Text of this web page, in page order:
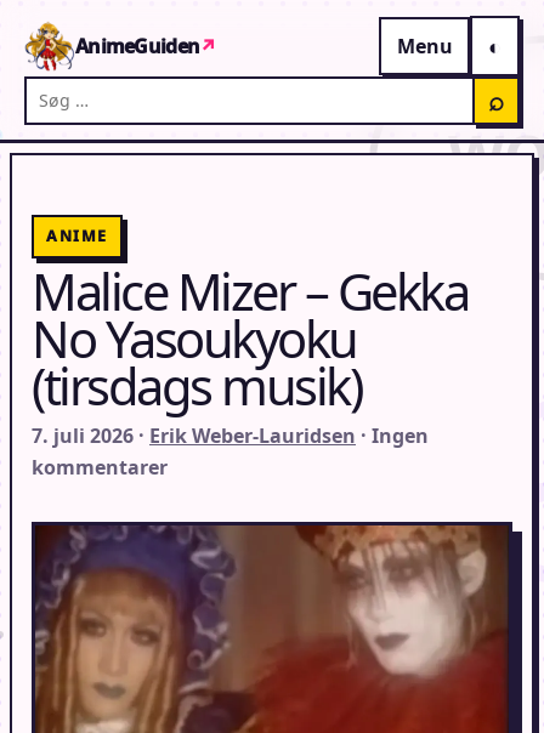
AnimeGuiden↗
Menu
Søg på AnimeGuiden
⌕
ANIME
Malice Mizer – Gekka
No Yasoukyoku
(tirsdags musik)
7. juli 2026 · Erik Weber-Lauridsen · Ingen
kommentarer